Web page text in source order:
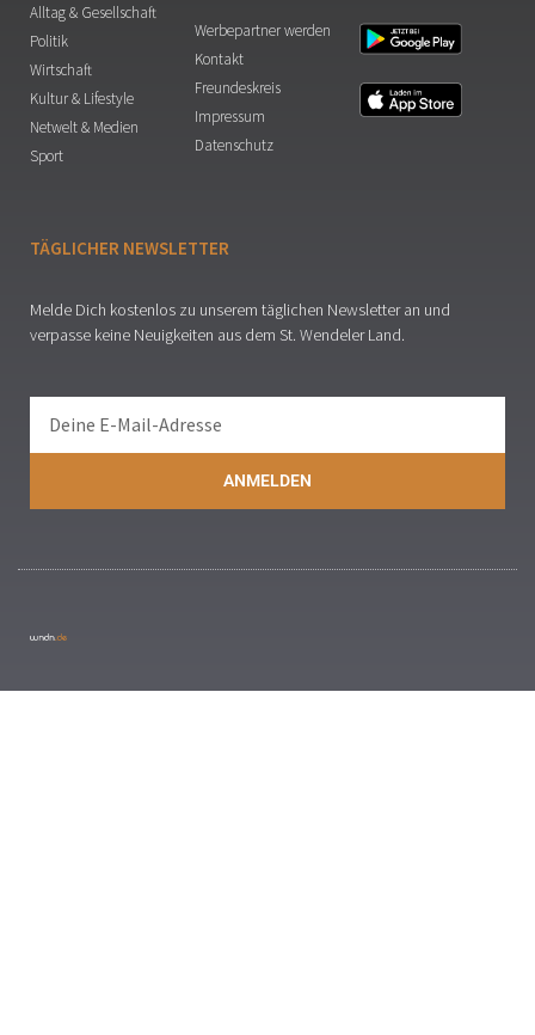
Alltag & Gesellschaft
Politik
Wirtschaft
Kultur & Lifestyle
Netwelt & Medien
Sport
Werbepartner werden
Kontakt
Freundeskreis
Impressum
Datenschutz
TÄGLICHER NEWSLETTER
Melde Dich kostenlos zu unserem täglichen Newsletter an und
verpasse keine Neuigkeiten aus dem St. Wendeler Land.
ANMELDEN